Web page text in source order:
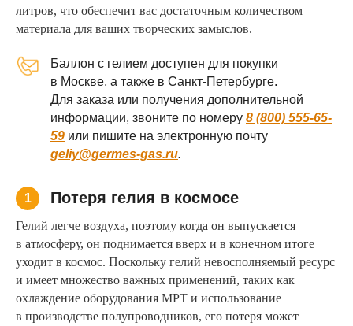
литров, что обеспечит вас достаточным количеством
материала для ваших творческих замыслов.
Баллон с гелием доступен для покупки
в Москве, а также в Санкт-Петербурге.
Для заказа или получения дополнительной
информации, звоните по номеру 8 (800) 555-65-
59 или пишите на электронную почту
geliy@germes-gas.ru.
1 Потеря гелия в космосе
Гелий легче воздуха, поэтому когда он выпускается
в атмосферу, он поднимается вверх и в конечном итоге
уходит в космос. Поскольку гелий невосполняемый ресурс
и имеет множество важных применений, таких как
охлаждение оборудования МРТ и использование
в производстве полупроводников, его потеря может